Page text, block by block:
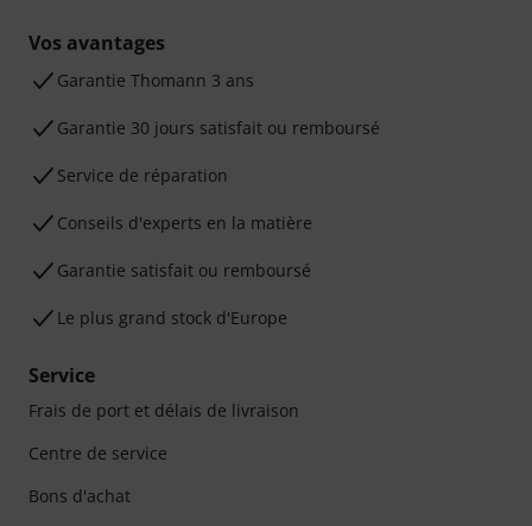
Vos avantages
Ga­ran­tie Thomann 3 ans
Garantie 30 jours satisfait ou remboursé
Service de réparation
Conseils d'experts en la matière
Garantie satisfait ou remboursé
Le plus grand stock d'Europe
Service
Frais de port et délais de livraison
Centre de service
Bons d'achat